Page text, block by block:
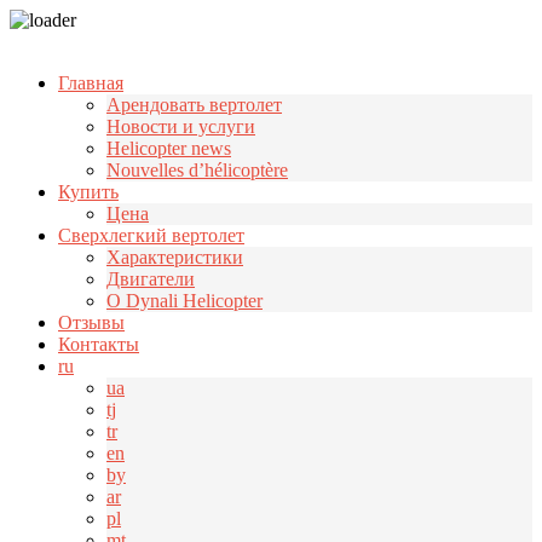
Главная
Арендовать вертолет
Новости и услуги
Helicopter news
Nouvelles d’hélicoptère
Купить
Цена
Cверхлегкий вертолет
Характеристики
Двигатели
О Dynali Helicopter
Отзывы
Контакты
ru
ua
tj
tr
en
by
ar
pl